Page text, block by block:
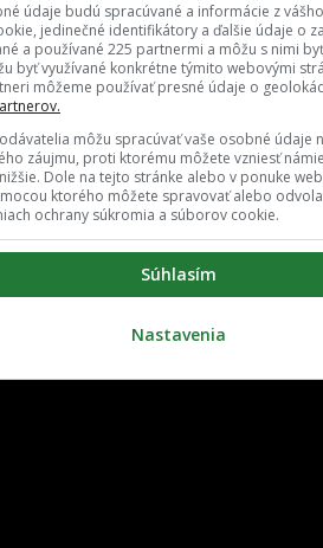
Zrušiť predplatné
údaje budú spracúvané a informácie z
jedinečné identifikátory a ďalšie údaje o
a používané 225 partnermi a môžu s nimi
byť využívané konkrétne týmito webovými
môžeme používať presné údaje o
môžu spracúvať vaše osobné údaje
záujmu, proti ktorému môžete vzniesť
Dole na tejto stránke alebo v ponuke
ktorého môžete spravovať alebo
ochrany súkromia a súborov cookie.
Súhlasím
Nastavenia